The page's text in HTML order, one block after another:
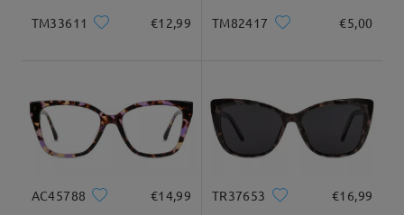
TM33611 €12,99 TM82417 €5,00
AC45788 €14,99 TR37653 €16,99